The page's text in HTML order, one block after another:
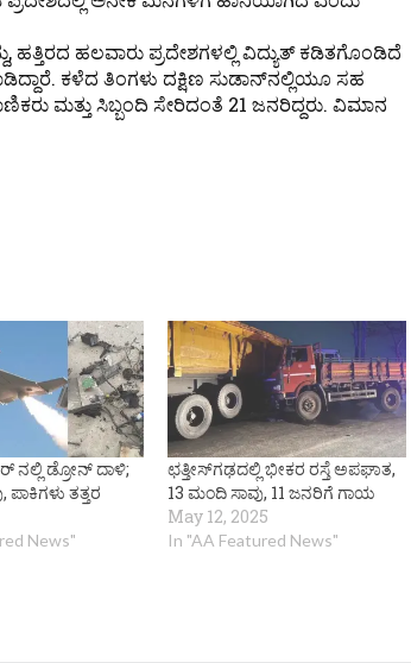
ಹಲವಾರು ಪ್ರದೇಶಗಳಲ್ಲಿ ವಿದ್ಯುತ್ ಕಡಿತಗೊಂಡಿದೆ
ಕಳೆದ ತಿಂಗಳು ದಕ್ಷಿಣ ಸುಡಾನ್‌ನಲ್ಲಿಯೂ ಸಹ
ಮತ್ತು ಸಿಬ್ಬಂದಿ ಸೇರಿದಂತೆ 21 ಜನರಿದ್ದರು. ವಿಮಾನ
ನಲ್ಲಿ ಡ್ರೋನ್ ದಾಳಿ;
ತತ್ತರ
News"
ಛತ್ತೀಸ್​ಗಢದಲ್ಲಿ ಭೀಕರ ರಸ್ತೆ ಅಪಘಾತ,
13 ಮಂದಿ ಸಾವು, 11 ಜನರಿಗೆ ಗಾಯ
May 12, 2025
In "AA Featured News"